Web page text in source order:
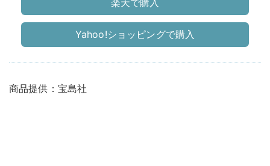
楽天で購入
Yahoo!ショッピングで購入
商品提供：宝島社